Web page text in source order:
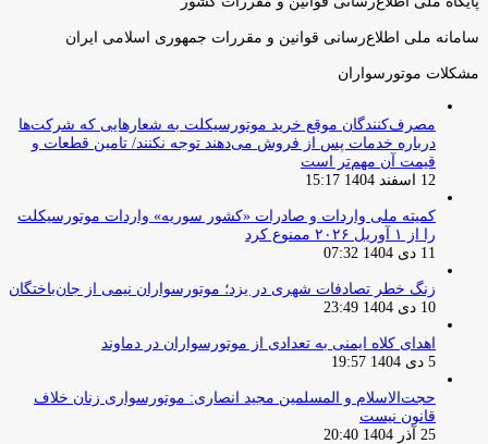
سامانه ملی اطلاع‌رسانی قوانین و مقررات جمهوری اسلامی ایران
مشکلات موتورسواران
مصرف‌کنندگان موقع خرید موتورسیکلت به شعارهایی که شرکت‌ها
درباره خدمات پس از فروش می‌دهند توجه نکنند/ تامین قطعات و
قیمت آن مهم‌تر است
12 اسفند 1404 15:17
کمیته ملی واردات و صادرات «کشور سوریه» واردات موتورسیکلت
را از ۱ آوریل ۲۰۲۶ ممنوع کرد
11 دی 1404 07:32
زنگ خطر تصادفات شهری در یزد؛ موتورسواران نیمی از جان‌باختگان
10 دی 1404 23:49
اهدای کلاه ایمنی به تعدادی از موتورسواران در دماوند
5 دی 1404 19:57
حجت‌الاسلام و المسلمین مجید انصاری: موتورسواری زنان خلاف
قانون نیست
25 آذر 1404 20:40